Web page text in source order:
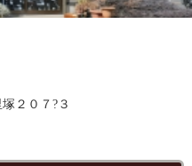
２０７?３